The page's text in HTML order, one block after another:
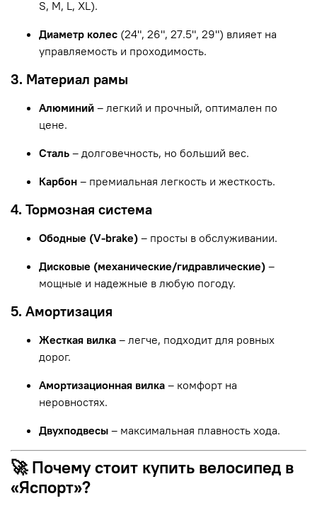
S, M, L, XL).
Диаметр колес (24", 26", 27.5", 29") влияет на
управляемость и проходимость.
3. Материал рамы
Алюминий – легкий и прочный, оптимален по
цене.
Сталь – долговечность, но больший вес.
Карбон – премиальная легкость и жесткость.
4. Тормозная система
Ободные (V-brake) – просты в обслуживании.
Дисковые (механические/гидравлические) –
мощные и надежные в любую погоду.
5. Амортизация
Жесткая вилка – легче, подходит для ровных
дорог.
Амортизационная вилка – комфорт на
неровностях.
Двухподвесы – максимальная плавность хода.
🚀 Почему стоит купить велосипед в
«Яспорт»?